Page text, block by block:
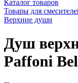
Каталог товаров
Товары для
Верхние души
Душ
Paffoni